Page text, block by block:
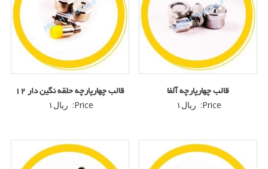
قالب چهارپارچه آلفا
Price: ریال ۱
قالب چهارپارچه حلقه نگین دار 12
Price: ریال ۱